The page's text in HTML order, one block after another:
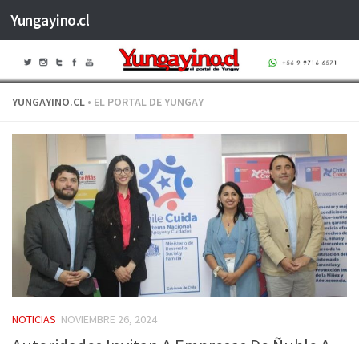
Saltar al contenido
Yungayino.cl
YUNGAYINO.CL • EL PORTAL DE YUNGAY
NOTICIAS NOVIEMBRE 26, 2024